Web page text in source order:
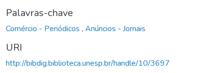
Palavras-chave
Comércio - Periódicos , Anúncios - Jornais
URI
http://bibdig.biblioteca.unesp.br/handle/10/3697